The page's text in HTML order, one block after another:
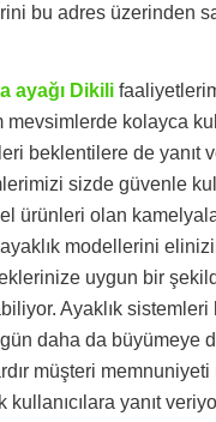
bu adres üzerinden
ayağı Dikili
mevsimlerde kolayca
beklentilere de yanıt
sizde güvenle
ürünleri olan
modellerini
uygun bir
Ayaklık
daha da büyümeye
müşteri
kullanıcılara yanıt